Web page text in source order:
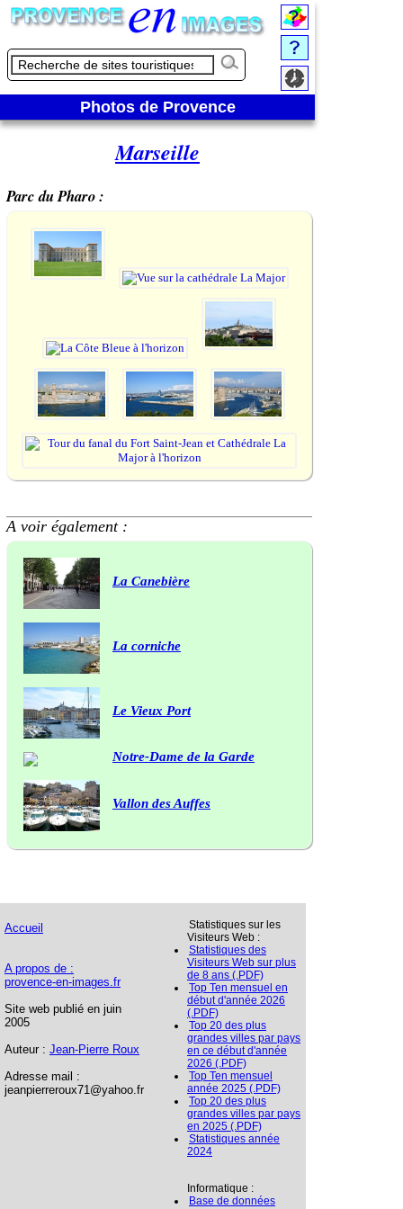
Photos de Provence
Marseille
Parc du Pharo :
A voir également :
La Canebière
La corniche
Le Vieux Port
Notre-Dame de la Garde
Vallon des Auffes
Accueil
A propos de :
provence-en-images.fr
Site web publié en juin
2005
Auteur : Jean-Pierre Roux
Adresse mail :
jeanpierreroux71@yahoo.fr
Statistiques sur les
Visiteurs Web :
Statistiques des
Visiteurs Web sur plus
de 8 ans (.PDF)
Top Ten mensuel en
début d'année 2026
(.PDF)
Top 20 des plus
grandes villes par pays
en ce début d'année
2026 (.PDF)
Top Ten mensuel
année 2025 (.PDF)
Top 20 des plus
grandes villes par pays
en 2025 (.PDF)
Statistiques année
2024
Informatique :
Base de données